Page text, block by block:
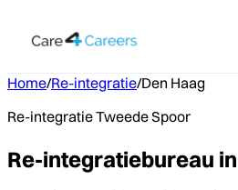
Home/Re-integratie/Den Haag
Re-integratie Tweede Spoor
Re-integratiebureau